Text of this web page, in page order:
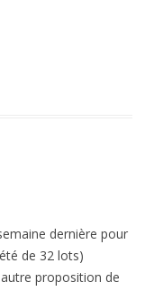
dernière pour
de 32 lots)
proposition de